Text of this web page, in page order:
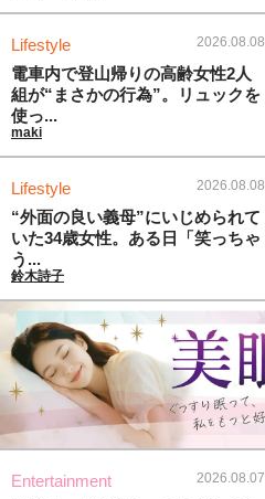
Lifestyle 2026.08.08
電車内で登山帰りの高齢女性2人
組が“まさかの行為”。リュックを
使っ...
maki
Lifestyle 2026.08.08
“外面の良い義母”にいじめられて
いた34歳女性。ある日「笑っちゃ
う...
鈴木詩子
Entertainment 2026.08.07